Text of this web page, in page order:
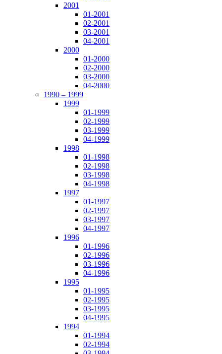
2001
01-2001
02-2001
03-2001
04-2001
2000
01-2000
02-2000
03-2000
04-2000
1990 – 1999
1999
01-1999
02-1999
03-1999
04-1999
1998
01-1998
02-1998
03-1998
04-1998
1997
01-1997
02-1997
03-1997
04-1997
1996
01-1996
02-1996
03-1996
04-1996
1995
01-1995
02-1995
03-1995
04-1995
1994
01-1994
02-1994